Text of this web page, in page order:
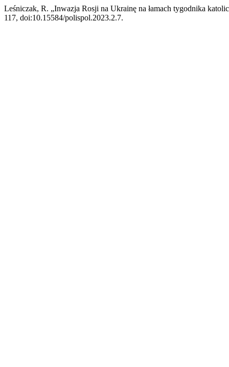
Leśniczak, R. „Inwazja Rosji na Ukrainę na łamach tygodnika
117, doi:10.15584/polispol.2023.2.7.